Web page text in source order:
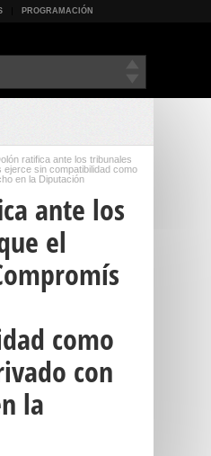
PROGRAMACIÓN
ratifica ante los tribunales
sin compatibilidad como
en la Diputación
ante los
el
como
con
la